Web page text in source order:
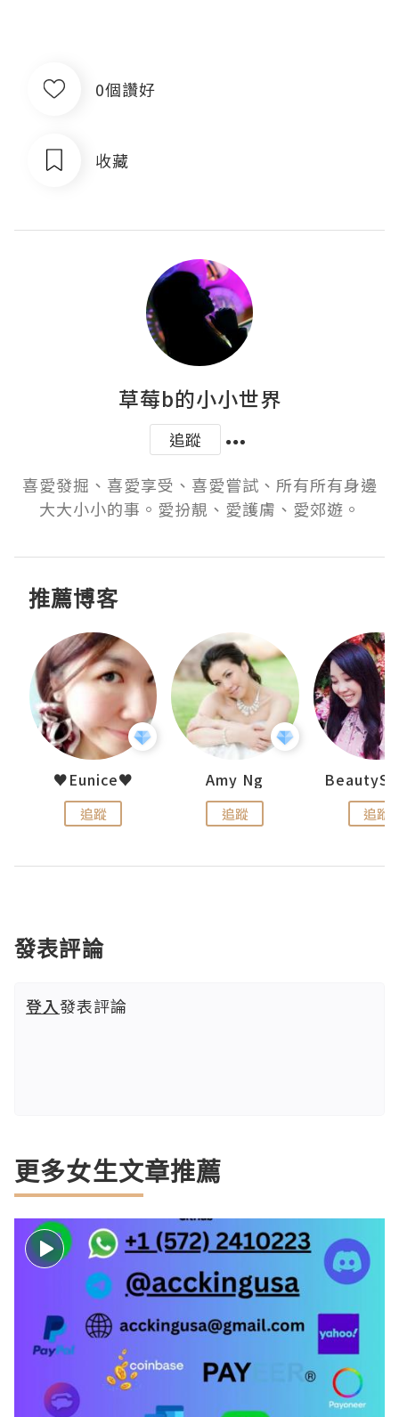
0個讚好
收藏
草莓b的小小世界
追蹤
喜愛發掘、喜愛享受、喜愛嘗試、所有所有身邊
大大小小的事。愛扮靚、愛護膚、愛郊遊。
推薦博客
♥Eunice♥
追蹤
Amy Ng
追蹤 追蹤
發表評論
登入發表評論
更多女生文章推薦